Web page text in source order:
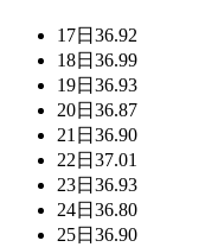
17日 36.92
18日 36.99
19日 36.93
20日 36.87
21日 36.90
22日 37.01
23日 36.93
24日 36.80
25日 36.90